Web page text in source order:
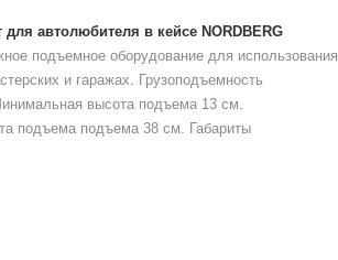
автолюбителя в кейсе NORDBERG
подъемное оборудование для использования
и гаражах. Грузоподъемность
высота подъема 13 см.
подъема подъема 38 см. Габариты